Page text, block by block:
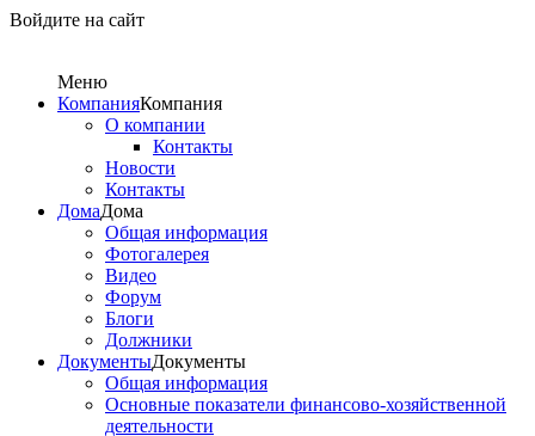
Войдите на сайт
Меню
КомпанияКомпания
О компании
Контакты
Новости
Контакты
ДомаДома
Общая информация
Фотогалерея
Видео
Форум
Блоги
Должники
ДокументыДокументы
Общая информация
Основные показатели финансово-хозяйственной
деятельности